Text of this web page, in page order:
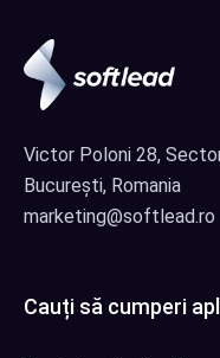
Victor Poloni 28,
București, Romania
marketing@softlead.ro
Cauți să cumperi